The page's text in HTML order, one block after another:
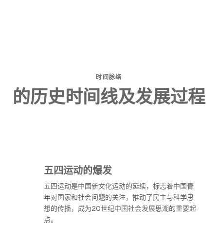
时间脉络
的历史时间线及发展过程
五四运动的爆发
五四运动是中国新文化运动的延续，标志着中国青
年对国家和社会问题的关注，推动了民主与科学思
想的传播，成为20世纪中国社会发展思潮的重要起
点。